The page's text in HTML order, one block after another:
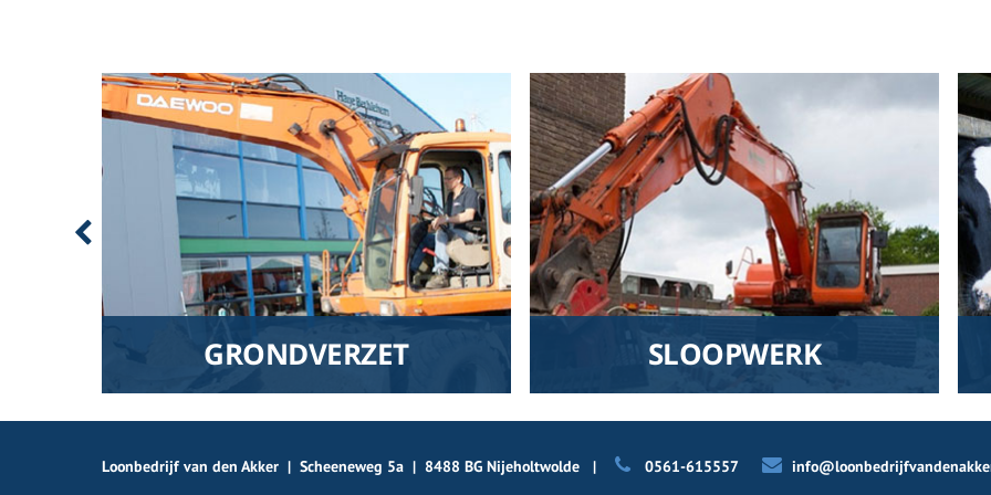
GRONDVERZET SLOOPWERK
Loonbedrijf van den Akker | Scheeneweg 5a | 8488 BG Nijeholtwolde | 0561-615557